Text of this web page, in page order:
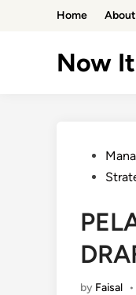
Home About
Now
Posted
by Faisal •